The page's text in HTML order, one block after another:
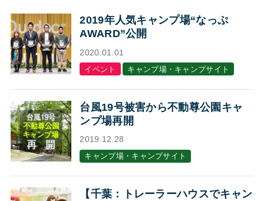
2019年人気キャンプ場“なっぷ
AWARD”公開
2020.01.01
イベント キャンプ場・キャンプサイト
台風19号被害から不動尊公園キャ
ンプ場再開
2019.12.28
キャンプ場・キャンプサイト
【千葉：トレーラーハウスでキャン